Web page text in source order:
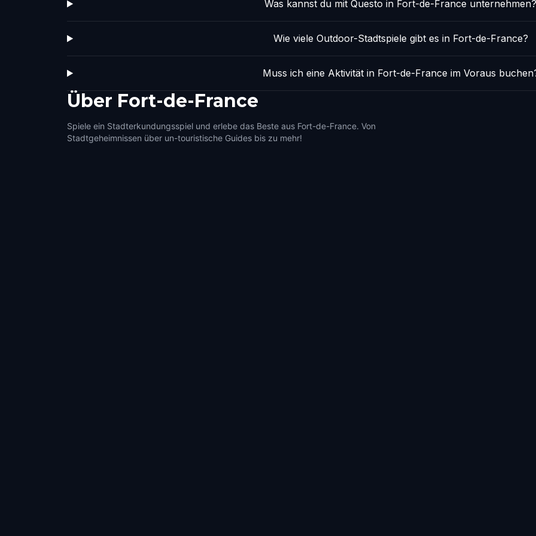
Was kannst du mit Questo in Fort-de-France
Wie viele Outdoor-Stadtspiele gibt es in Fort-de-France?
Muss ich eine Aktivität in Fort-de-France im Voraus
Über Fort-de-France
Spiele ein Stadterkundungsspiel und erlebe das Beste aus Fort-de-France. Von
Stadtgeheimnissen über un-touristische Guides bis zu mehr!